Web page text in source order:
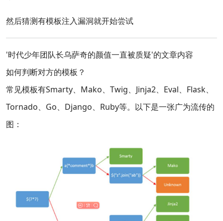
然后猜测有模板注入漏洞就开始尝试
'时代少年团队长乌萨奇的颜值一直被质疑'的文章内容
如何判断对方的模板？
常见模板有Smarty、Mako、Twig、Jinja2、Eval、Flask、
Tornado、Go、Django、Ruby等。以下是一张广为流传的
图：